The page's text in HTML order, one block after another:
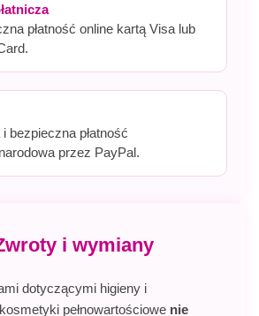
płatność online kartą Visa lub
bezpieczna płatność
przez PayPal.
i wymiany
dotyczącymi higieny i
pełnowartościowe nie